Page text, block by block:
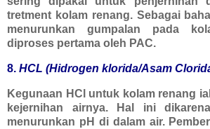
tretment kolam renang. Sebagai
menurunkan gumpalan pada
diproses pertama oleh PAC.
8. HCL (Hidrogen klorida/Asam
Kegunaan HCl untuk kolam renang
kejernihan airnya. Hal ini
menurunkan pH di dalam air.